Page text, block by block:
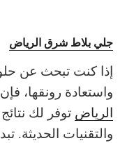
جلي بلاط شرق الرياض
إذا كنت تبحث عن
واستعادة رونقها، فإن
الرياض توفر لك
والتقنيات الحديثة.